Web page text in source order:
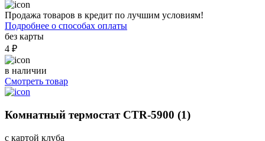
Продажа товаров в кредит по лучшим условиям!
Подробнее о способах оплаты
без карты
4 ₽
в наличии
Смотреть товар
Комнатный термостат CTR-5900 (1)
с картой клуба